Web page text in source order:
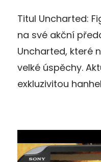
Titul Uncharted:
na své akční
Uncharted, které
velké úspěchy.
exkluzivitou